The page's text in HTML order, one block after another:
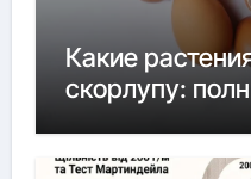
Какие
скорлупу: